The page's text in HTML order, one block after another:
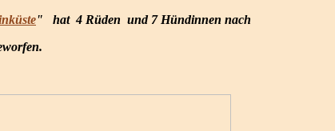
" hat 4 Rüden und 7 Hündinnen nach